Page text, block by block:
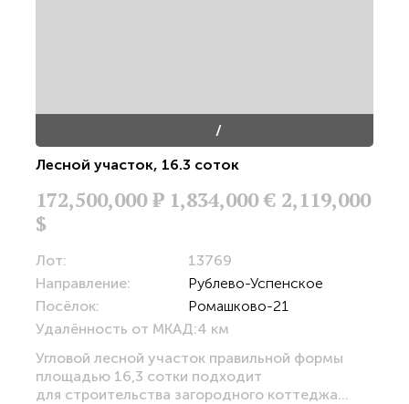
/
Лесной участок, 16.3 соток
172,500,000Р 1,834,000 € 2,119,000
$
Лот:
13769
Направление:
Рублево-Успенское
Посёлок:
Ромашково-21
Удалённость от МКАД:4 км
Угловой лесной участок правильной формы
площадью 16,3 сотки подходит
для строительства загородного коттеджа...